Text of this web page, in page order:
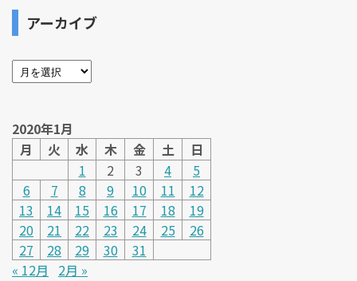
アーカイブ
2020年1月
月
火 水 木 金 土
日
1
2 3 4
5
6
7 8 9 10 11
12
13
14 15 16 17 18
19
20
21 22 23 24 25
26
27
28 29 30
31
« 12月
2月 »